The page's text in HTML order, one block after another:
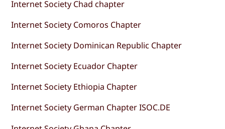
Internet Society Chad chapter
Internet Society Comoros Chapter
Internet Society Dominican Republic Chapter
Internet Society Ecuador Chapter
Internet Society Ethiopia Chapter
Internet Society German Chapter ISOC.DE